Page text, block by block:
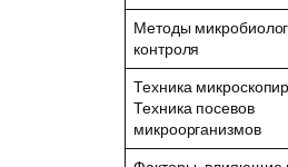
Методы
контроля
Техника
Техника посевов
микроорганизмов